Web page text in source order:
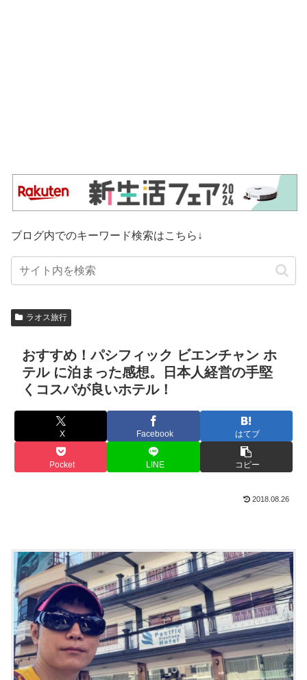
ブログ内でのキーワード検索はこちら↓
ラオス旅行
おすすめ！パシフィック ビエンチャン ホ
テル に泊まった感想。日本人経営の手堅
くコスパが良いホテル！
X Facebook はてブ
Pocket LINE コピー
2018.08.26